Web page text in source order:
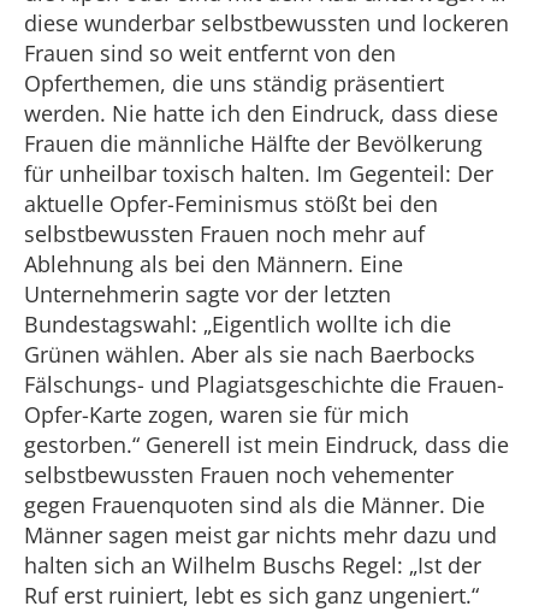
diese wunderbar selbstbewussten und lockeren
Frauen sind so weit entfernt von den
Opferthemen, die uns ständig präsentiert
werden. Nie hatte ich den Eindruck, dass diese
Frauen die männliche Hälfte der Bevölkerung
für unheilbar toxisch halten. Im Gegenteil: Der
aktuelle Opfer-Feminismus stößt bei den
selbstbewussten Frauen noch mehr auf
Ablehnung als bei den Männern. Eine
Unternehmerin sagte vor der letzten
Bundestagswahl: „Eigentlich wollte ich die
Grünen wählen. Aber als sie nach Baerbocks
Fälschungs- und Plagiatsgeschichte die Frauen-
Opfer-Karte zogen, waren sie für mich
gestorben.“ Generell ist mein Eindruck, dass die
selbstbewussten Frauen noch vehementer
gegen Frauenquoten sind als die Männer. Die
Männer sagen meist gar nichts mehr dazu und
halten sich an Wilhelm Buschs Regel: „Ist der
Ruf erst ruiniert, lebt es sich ganz ungeniert.“